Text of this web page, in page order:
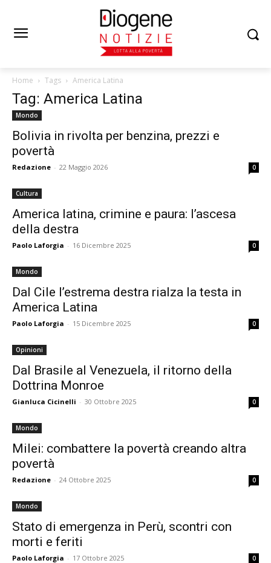
Home Tags America Latina
Tag: America Latina
Mondo
Bolivia in rivolta per benzina, prezzi e
povertà
Redazione - 22 Maggio 2026 0
Cultura
America latina, crimine e paura: l’ascesa
della destra
Paolo Laforgia - 16 Dicembre 2025 0
Mondo
Dal Cile l’estrema destra rialza la testa in
America Latina
Paolo Laforgia - 15 Dicembre 2025 0
Opinioni
Dal Brasile al Venezuela, il ritorno della
Dottrina Monroe
Gianluca Cicinelli - 30 Ottobre 2025 0
Mondo
Milei: combattere la povertà creando altra
povertà
Redazione - 24 Ottobre 2025 0
Mondo
Stato di emergenza in Perù, scontri con
morti e feriti
Paolo Laforgia - 17 Ottobre 2025 0